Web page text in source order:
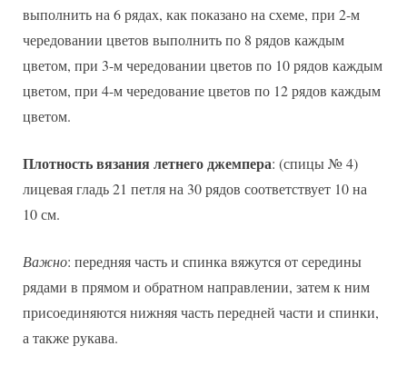
выполнить на 6 рядах, как показано на схеме, при 2-м
чередовании цветов выполнить по 8 рядов каждым
цветом, при 3-м чередовании цветов по 10 рядов каждым
цветом, при 4-м чередование цветов по 12 рядов каждым
цветом.
Плотность вязания летнего джемпера: (спицы № 4)
лицевая гладь 21 петля на 30 рядов соответствует 10 на
10 см.
Важно: передняя часть и спинка вяжутся от середины
рядами в прямом и обратном направлении, затем к ним
присоединяются нижняя часть передней части и спинки,
а также рукава.